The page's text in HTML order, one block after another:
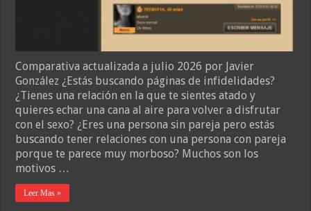
Comparativa actualizada a julio 2026 por Javier
González ¿Estás buscando páginas de infidelidades?
¿Tienes una relación en la que te sientes atado y
quieres echar una cana al aire para volver a disfrutar
con el sexo? ¿Eres una persona sin pareja pero estás
buscando tener relaciones con una persona con pareja
porque te parece muy morboso? Muchos son los
motivos …
Leer Mas »